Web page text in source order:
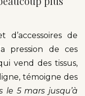
de
pression de ces
vend des tissus,
témoigne des
le 5 mars jusqu’à